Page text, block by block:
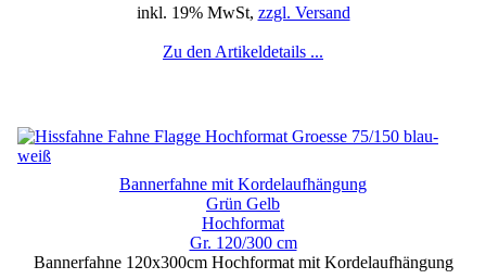
inkl. 19% MwSt, zzgl. Versand
Zu den Artikeldetails ...
Bannerfahne mit Kordelaufhängung
Grün Gelb
Hochformat
Gr. 120/300 cm
Bannerfahne 120x300cm Hochformat mit Kordelaufhängung